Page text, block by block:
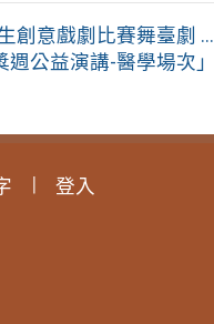
創意戲劇比賽舞臺劇 ...
公益演講-醫學場次」
登入